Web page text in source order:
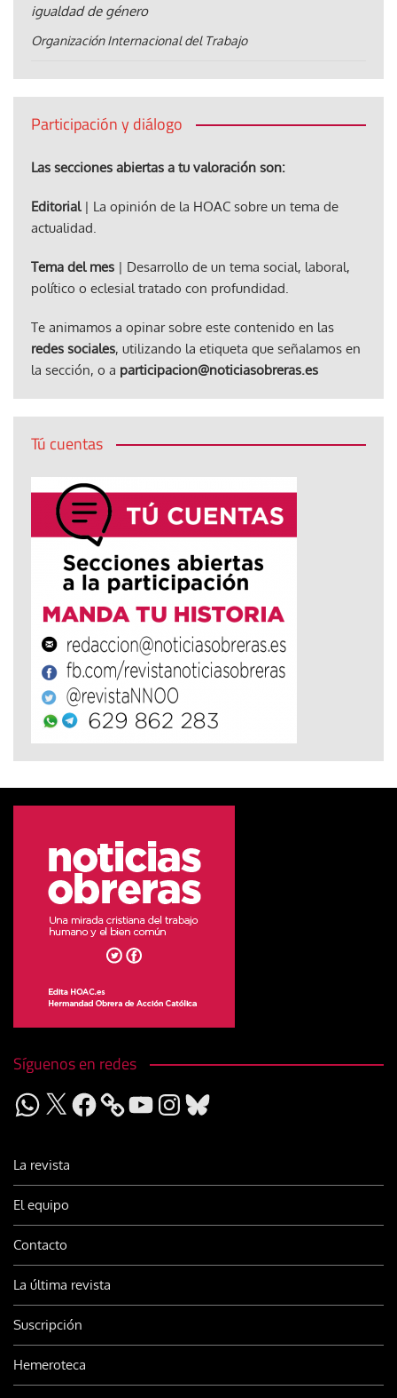
igualdad de género
Organización Internacional del Trabajo
Participación y diálogo
Las secciones abiertas a tu valoración son:
Editorial| La opinión de la HOAC sobre un tema de
actualidad.
Tema del mes | Desarrollo de un tema social, laboral,
político o eclesial tratado con profundidad.
Te animamos a opinar sobre este contenido en las
redes sociales, utilizando la etiqueta que señalamos en
la sección, o a participacion@noticiasobreras.es
Tú cuentas
Síguenos en redes
WhatsApp
X Facebook YouTubeInstagram
Bluesky
La revista
El equipo
Contacto
La última revista
Suscripción
Hemeroteca